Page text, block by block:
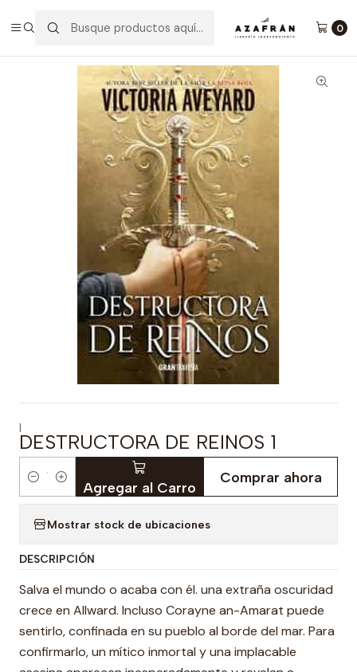
0
Destructora De Reinos 1
|
DESTRUCTORA DE REINOS 1
Cantidad Agregar al Carro
Comprar ahora
Mostrar stock de ubicaciones
DESCRIPCIÓN
Salva el mundo o acaba con él. una extraña oscuridad
crece en Allward. Incluso Corayne an-Amarat puede
sentirlo, confinada en su pueblo al borde del mar. Para
confirmarlo, un mítico inmortal y una implacable